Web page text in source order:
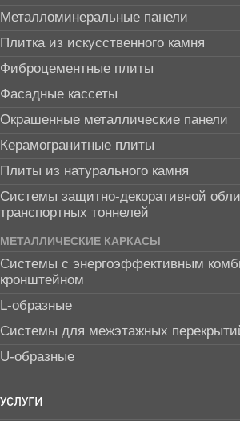
Металломинеральные панели
Плитка из искусственного камня
Фиброцементные плиты
Фасадные кассеты
Окрашенные металлические панели
Керамогранитные плиты
Плиты из натурального камня
Системы защитно-декоративной
транспортных тоннелей
МЕТАЛЛИЧЕСКИЕ КАРКАСЫ
Системы с энергоэффективным
кронштейном
L-образные
Системы для межэтажных
U-образные
УСЛУГИ